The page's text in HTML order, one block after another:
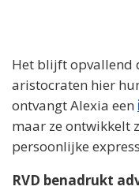
Het blijft opvallend
aristocraten hier
ontvangt Alexia een
maar ze ontwikkelt
persoonlijke
RVD benadrukt